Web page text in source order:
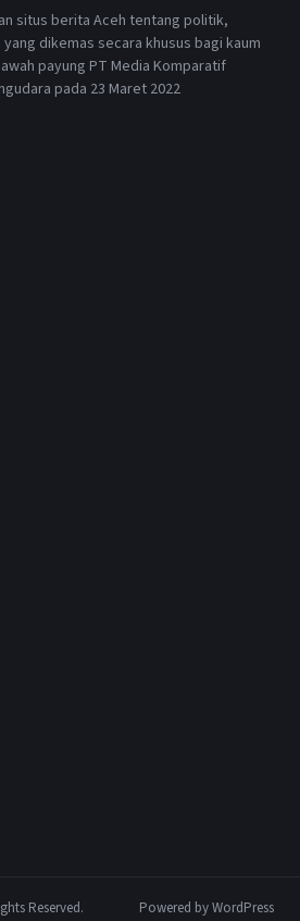
situs berita Aceh tentang politik,
dikemas secara khusus bagi kaum
payung PT Media Komparatif
pada 23 Maret 2022
Reserved. Powered by WordPress